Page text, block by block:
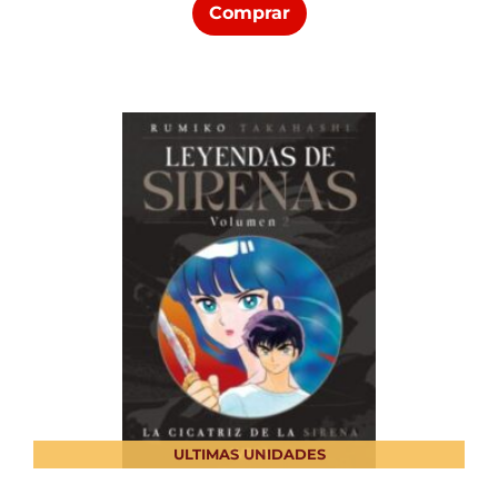
Comprar
ULTIMAS UNIDADES